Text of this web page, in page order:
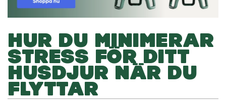
HUR DU MINIMERAR
STRESS FÖR DITT
HUSDJUR NÄR DU
FLYTTAR